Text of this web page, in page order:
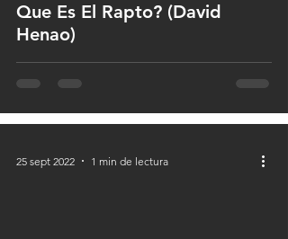
Que Es El Rapto? (David
Henao)
25 sept 2022 1 min de lectura